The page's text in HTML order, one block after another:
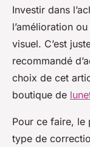
Investir dans
l’amélioration
visuel. C’est
recommandé
choix de cet
boutique de
Pour ce faire, le
type de